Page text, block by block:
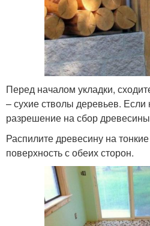
Перед началом укладки,
– сухие стволы деревьев. Если
разрешение на сбор
Распилите древесину на
поверхность с обеих сторон.